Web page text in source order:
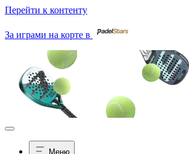
Перейти к контенту
За играми на корте в
Меню